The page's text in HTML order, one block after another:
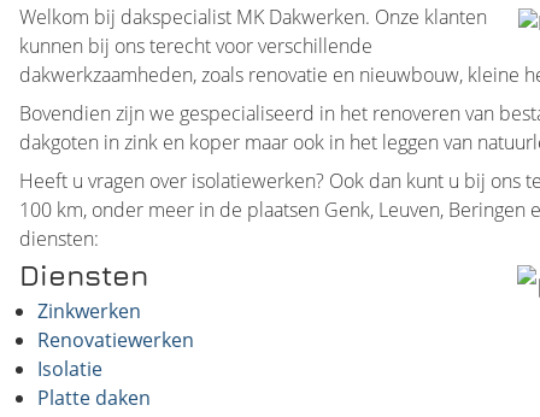
Welkom bij dakspecialist MK Dakwerken. Onze klanten
kunnen bij ons terecht voor verschillende
dakwerkzaamheden, zoals renovatie en nieuwbouw, kleine
Bovendien zijn we gespecialiseerd in het renoveren van
dakgoten in zink en koper maar ook in het leggen van
Heeft u vragen over isolatiewerken? Ook dan kunt u bij ons
100 km, onder meer in de plaatsen Genk, Leuven, Beringen
diensten:
Diensten
Zinkwerken
Renovatiewerken
Isolatie
Platte daken